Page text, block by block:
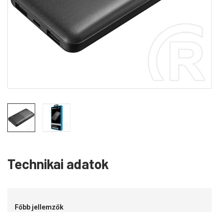
Technikai adatok
Főbb jellemzők